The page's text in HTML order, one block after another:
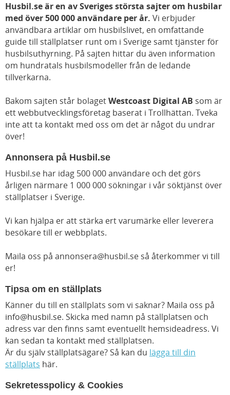
Husbil.se är en av Sveriges största sajter om husbilar
med över 500 000 användare per år. Vi erbjuder
användbara artiklar om husbilslivet, en omfattande
guide till ställplatser runt om i Sverige samt tjänster för
husbilsuthyrning. På sajten hittar du även information
om hundratals husbilsmodeller från de ledande
tillverkarna.
Bakom sajten står bolagetWestcoast Digital AB som är
ett webbutvecklingsföretag baserat i Trollhättan. Tveka
inte att ta kontakt med oss om det är något du undrar
över!
Annonsera på Husbil.se
Husbil.se har idag 500 000 användare och det görs
årligen närmare 1 000 000 sökningar i vår söktjänst över
ställplatser i Sverige.
Vi kan hjälpa er att stärka ert varumärke eller leverera
besökare till er webbplats.
Maila oss på annonsera@husbil.se så återkommer vi till
er!
Tipsa om en ställplats
Känner du till en ställplats som vi saknar? Maila oss på
info@husbil.se. Skicka med namn på ställplatsen och
adress var den finns samt eventuellt hemsideadress. Vi
kan sedan ta kontakt med ställplatsen.
Är du själv ställplatsägare? Så kan du lägga till din
ställplats här.
Sekretesspolicy & Cookies